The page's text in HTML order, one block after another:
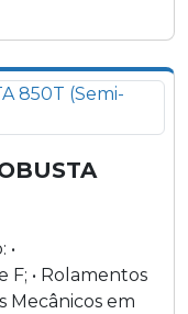
•
F; • Rolamentos
Mecânicos em